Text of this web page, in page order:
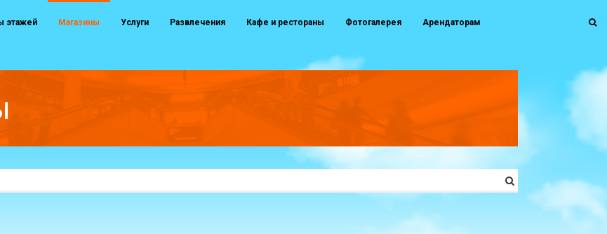
этажей Магазины Услуги Развлечения Кафе и рестораны Фотогалерея Арендаторам